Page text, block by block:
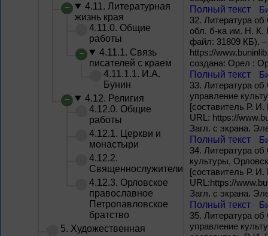
4.11. Литературная
жизнь края
4.11.0. Общие
работы
4.11.1. Связь
писателей с краем
4.11.1.1. И.А.
Бунин
4.12. Религия
4.12.0. Общие
работы
4.12.1. Церкви и
монастыри
4.12.2.
Священнослужители
4.12.3. Орловское
православное
Петропавловское
братство
5. Художественная
Полный текст
32. Литература
обл. б-ка им. Н. К.
файл: 31809 КБ).
https://
создана: Орел :
Полный текст
33. Литература об
управление
[составитель Р.
URL: https://
Загл. с экрана.
Полный текст
34. Литература об
культуры,
[составитель Р.
URL:https://
Загл. с экрана.
Полный текст
35. Литература об
управление